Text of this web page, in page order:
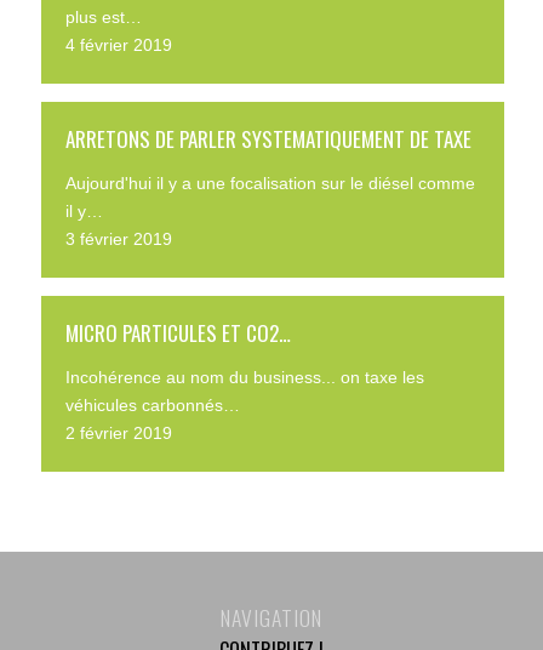
plus est…
4 février 2019
ARRETONS DE PARLER SYSTEMATIQUEMENT DE TAXE
Aujourd'hui il y a une focalisation sur le diésel comme
il y…
3 février 2019
MICRO PARTICULES ET CO2…
Incohérence au nom du business... on taxe les
véhicules carbonnés…
2 février 2019
NAVIGATION